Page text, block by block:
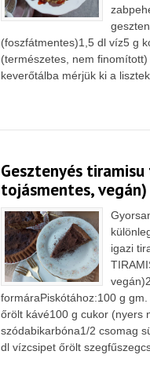
(foszfátmentes)1,5 dl víz5 g
(természetes, nem
keverőtálba mérjük ki a
Gesztenyés
tojásmentes, vegán)
igazi
formáraPiskótához:100 g
őrölt kávé100 g cukor (nyers
szódabikarbóna1/2 csomag
dl vízcsipet őrölt